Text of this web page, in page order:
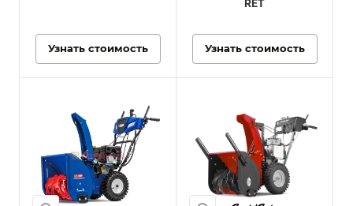
Узнать стоимость
RET
Узнать стоимость